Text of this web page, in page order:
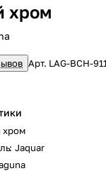
хром
Арт. LAG-BCH-
хром
: Jaquar